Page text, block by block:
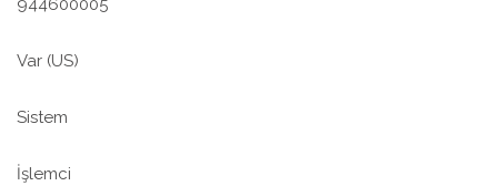
944600005
Var (US)
Sistem
İşlemci